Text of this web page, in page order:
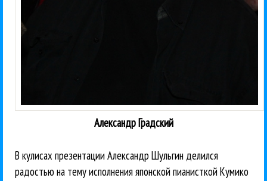
Александр Градский
В кулисах презентации Александр Шульгин делился
радостью на тему исполнения японской пианисткой Кумико